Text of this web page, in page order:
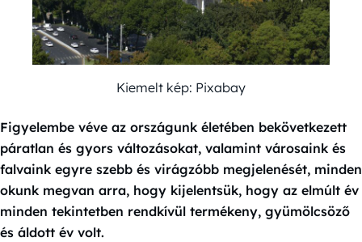
Kiemelt kép: Pixabay
Figyelembe véve az országunk életében bekövetkezett
páratlan és gyors változásokat, valamint városaink és
falvaink egyre szebb és virágzóbb megjelenését, minden
okunk megvan arra, hogy kijelentsük, hogy az elmúlt év
minden tekintetben rendkívül termékeny, gyümölcsöző
és áldott év volt.